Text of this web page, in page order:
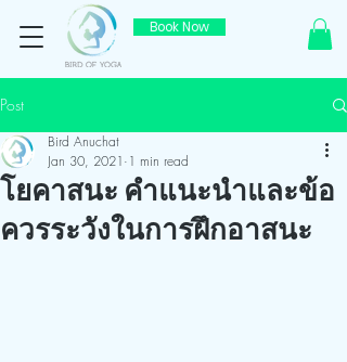
Book Now
Post
โยคาสนะ คำแนะนำและข้อ
ควรระวังในการฝึกอาสนะ
Bird Anuchat
Jan 30, 2021 1 min read